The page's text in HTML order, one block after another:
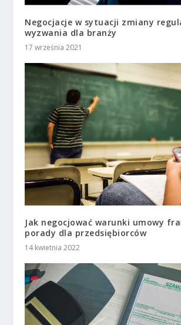
Negocjacje w sytuacji zmiany
wyzwania dla branży
17 września 2021
Jak negocjować warunki umowy
porady dla przedsiębiorców
14 kwietnia 2022